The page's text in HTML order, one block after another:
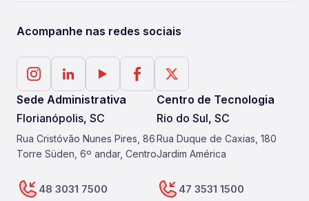
Acompanhe nas redes sociais
Sede Administrativa
Florianópolis, SC
Rua Cristóvão Nunes Pires, 86
Torre Süden, 6º andar, Centro
48 3031 7500
Centro de Tecnologia
Rio do Sul, SC
Rua Duque de Caxias, 180
Jardim América
47 3531 1500